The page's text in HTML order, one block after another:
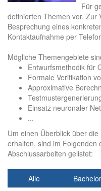
Für
definierten Themen vor. Zur
Besprechung eines
Kontaktaufnahme per
Mögliche Themengebiete
Entwurfsmethodik für
Formale Verifikation
Approximative
Einsatz neuronaler
...
Um einen Überblick über
erhalten, sind im Folgenden
Abschlussarbeiten gelistet:
Alle Bachelor